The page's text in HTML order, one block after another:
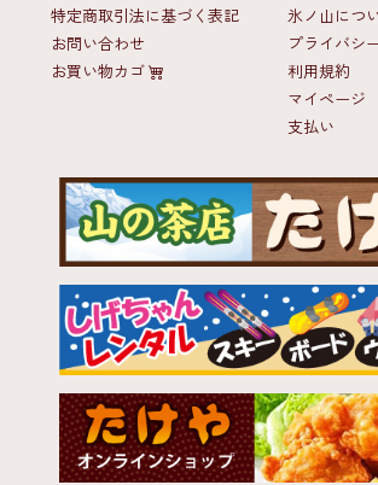
特定商取引法に基づく表記
お問い合わせ
お買い物カゴ
氷ノ山につ
プライバシ
利用規約
マイページ
支払い